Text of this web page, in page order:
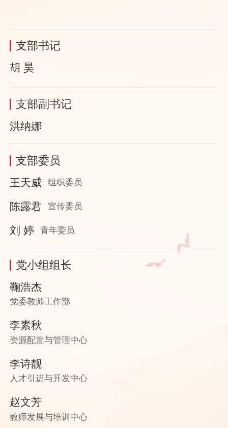
支部书记
胡 昊
支部副书记
洪纳娜
支部委员
王天威 组织委员
陈露君 宣传委员
刘 婷 青年委员
党小组组长
鞠浩杰
党委教师工作部
李素秋
资源配置与管理中心
李诗靓
人才引进与开发中心
赵文芳
教师发展与培训中心